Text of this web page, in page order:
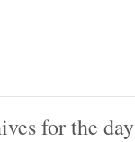
for the day